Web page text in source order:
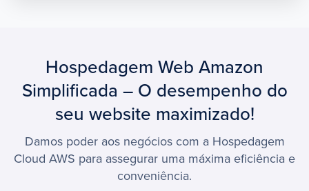
Hospedagem Web Amazon
Simplificada – O desempenho do
seu website maximizado!
Damos poder aos negócios com a Hospedagem
Cloud AWS para assegurar uma máxima eficiência e
conveniência.